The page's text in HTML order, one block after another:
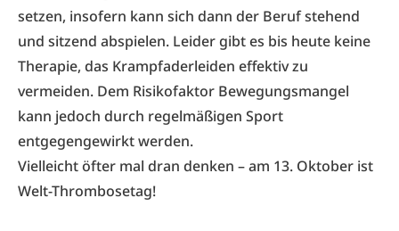
setzen, insofern kann sich dann der Beruf stehend
und sitzend abspielen. Leider gibt es bis heute keine
Therapie, das Krampfaderleiden effektiv zu
vermeiden. Dem Risikofaktor Bewegungsmangel
kann jedoch durch regelmäßigen Sport
entgegengewirkt werden.
Vielleicht öfter mal dran denken – am 13. Oktober ist
Welt-Thrombosetag!